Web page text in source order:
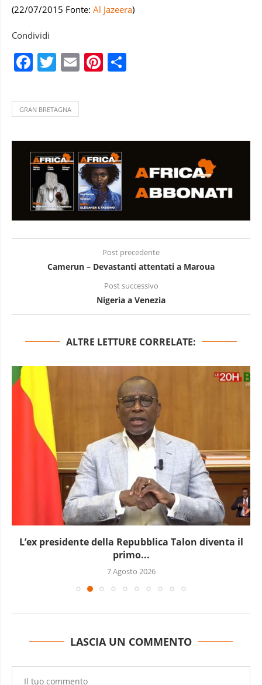
(22/07/2015 Fonte: Al Jazeera)
Condividi
Facebook
Twitter
EmailPinterest
GRAN BRETAGNA
Post precedente
Camerun – Devastanti attentati a Maroua
Post successivo
Nigeria a Venezia
ALTRE LETTURE CORRELATE:
L’ex presidente della Repubblica Talon diventa il
primo...
7 Agosto 2026
LASCIA UN COMMENTO